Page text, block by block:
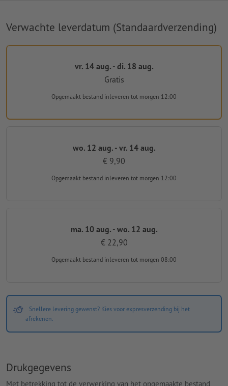
Verwachte leverdatum (Standaardverzending)
vr. 14 aug. - di. 18 aug.
Gratis
Opgemaakt bestand inleveren tot morgen 12:00
wo. 12 aug. - vr. 14 aug.
€ 9,90
Opgemaakt bestand inleveren tot morgen 12:00
ma. 10 aug. - wo. 12 aug.
€ 22,90
Opgemaakt bestand inleveren tot morgen 08:00
Snellere levering gewenst? Kies voor expresverzending bij het
afrekenen.
Drukgegevens
Met betrekking tot de verwerking van het opgemaakte bestand